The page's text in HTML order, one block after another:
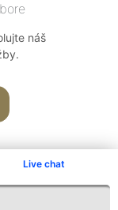
Live chat
náš